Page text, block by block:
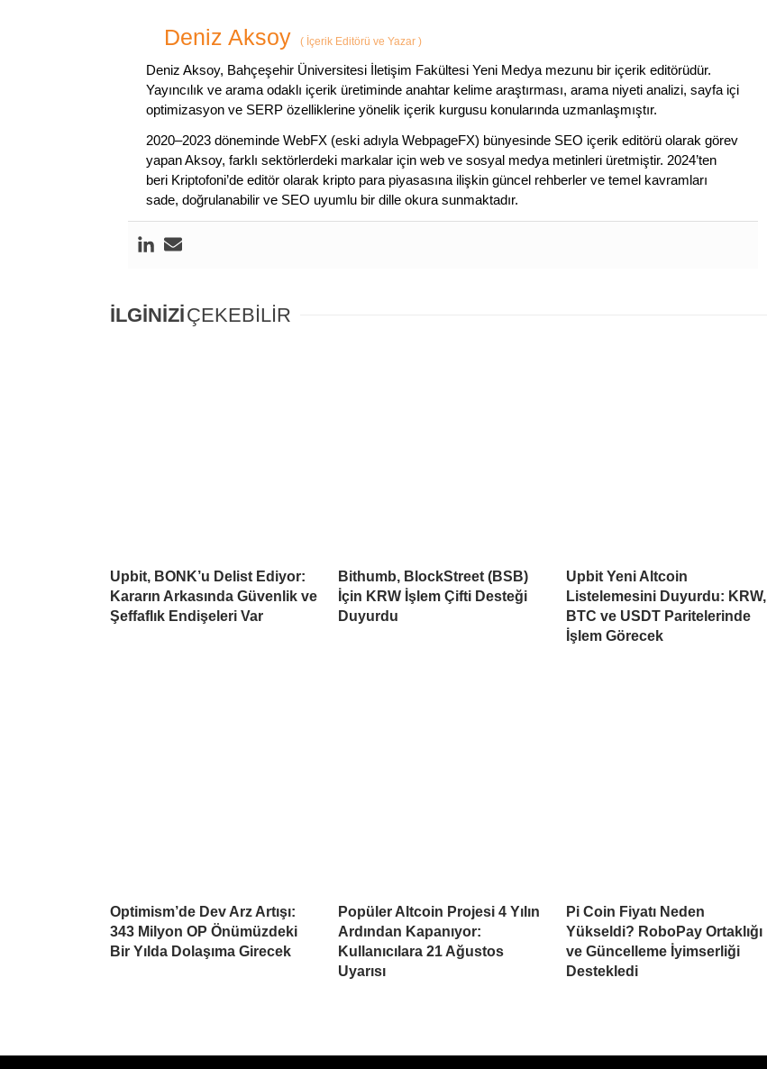
Deniz Aksoy ( İçerik Editörü ve Yazar )
Deniz Aksoy, Bahçeşehir Üniversitesi İletişim Fakültesi Yeni Medya mezunu bir içerik editörüdür.
Yayıncılık ve arama odaklı içerik üretiminde anahtar kelime araştırması, arama niyeti analizi, sayfa içi
optimizasyon ve SERP özelliklerine yönelik içerik kurgusu konularında uzmanlaşmıştır.
2020–2023 döneminde WebFX (eski adıyla WebpageFX) bünyesinde SEO içerik editörü olarak görev
yapan Aksoy, farklı sektörlerdeki markalar için web ve sosyal medya metinleri üretmiştir. 2024’ten
beri Kriptofoni’de editör olarak kripto para piyasasına ilişkin güncel rehberler ve temel kavramları
sade, doğrulanabilir ve SEO uyumlu bir dille okura sunmaktadır.
İLGİNİZİÇEKEBİLİR
Upbit, BONK’u Delist Ediyor:
Kararın Arkasında Güvenlik ve
Şeffaflık Endişeleri Var
Bithumb, BlockStreet (BSB)
İçin KRW İşlem Çifti Desteği
Duyurdu
Upbit Yeni Altcoin
Listelemesini Duyurdu: KRW,
BTC ve USDT Paritelerinde
İşlem Görecek
Optimism’de Dev Arz Artışı:
343 Milyon OP Önümüzdeki
Bir Yılda Dolaşıma Girecek
Popüler Altcoin Projesi 4 Yılın
Ardından Kapanıyor:
Kullanıcılara 21 Ağustos
Uyarısı
Pi Coin Fiyatı Neden
Yükseldi? RoboPay Ortaklığı
ve Güncelleme İyimserliği
Destekledi